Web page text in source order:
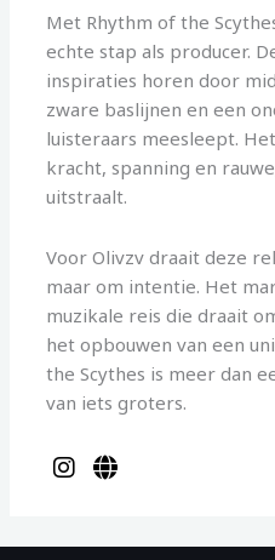
Met Rhythm of the
echte stap als producer.
inspiraties horen door
zware baslijnen en een
luisteraars meesleept.
kracht, spanning en
uitstraalt.
Voor Olivzv draait deze
maar om intentie. Het
muzikale reis die draait
het opbouwen van een
the Scythes is meer dan
van iets groters.